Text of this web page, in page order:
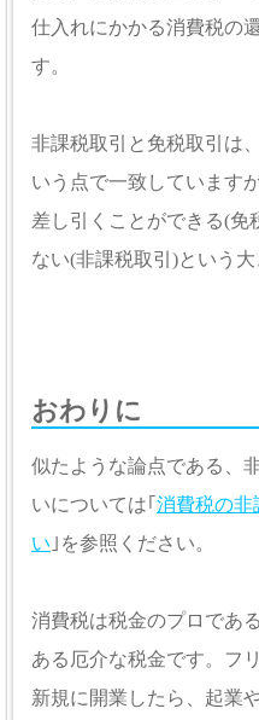
仕入れにかかる消費税の
す。
非課税取引と免税取引は
いう点で一致しています
差し引くことができる(免
ない(非課税取引)という
おわりに
似たような論点である、
いについては｢ 消費税の非
い ｣を参照ください。
消費税は税金のプロであ
ある厄介な税金です。フ
新規に開業したら、起業